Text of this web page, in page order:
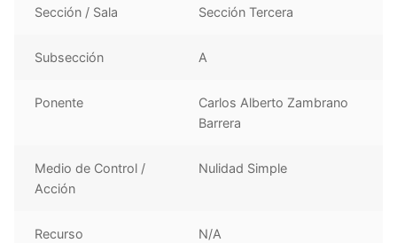
Sección / Sala Sección Tercera
Subsección A
Ponente
Carlos Alberto Zambrano
Barrera
Medio de Control /
Acción
Nulidad Simple
Recurso N/A